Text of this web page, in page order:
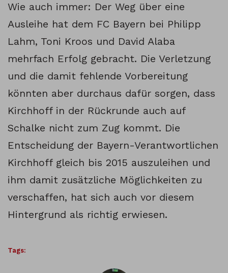
Wie auch immer: Der Weg über eine
Ausleihe hat dem FC Bayern bei Philipp
Lahm, Toni Kroos und David Alaba
mehrfach Erfolg gebracht. Die Verletzung
und die damit fehlende Vorbereitung
könnten aber durchaus dafür sorgen, dass
Kirchhoff in der Rückrunde auch auf
Schalke nicht zum Zug kommt. Die
Entscheidung der Bayern-Verantwortlichen
Kirchhoff gleich bis 2015 auszuleihen und
ihm damit zusätzliche Möglichkeiten zu
verschaffen, hat sich auch vor diesem
Hintergrund als richtig erwiesen.
Tags: